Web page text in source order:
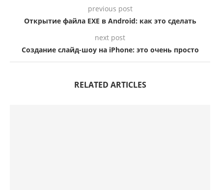
previous post
Открытие файла EXE в Android: как это сделать
next post
Создание слайд-шоу на iPhone: это очень просто
RELATED ARTICLES